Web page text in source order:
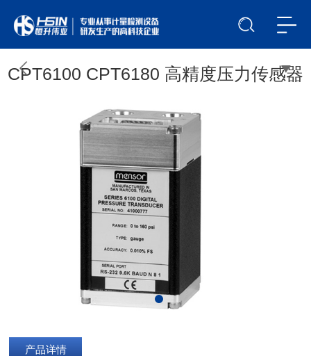
CPT6100 CPT6180 高精度压力传感器
产品详情